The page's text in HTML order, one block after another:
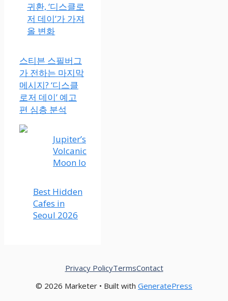
귀환, ‘디스클로
저 데이’가 가져
올 변화
스티븐 스필버그
가 전하는 마지막
메시지? ‘디스클
로저 데이’ 예고
편 심층 분석
Jupiter’s
Volcanic
Moon Io
Best Hidden
Cafes in
Seoul 2026
© 2026 Marketer • Built with GeneratePress
Privacy PolicyTermsContact